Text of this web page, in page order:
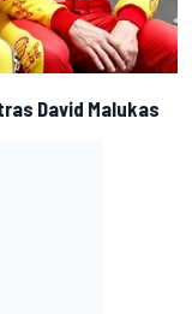
David Malukas